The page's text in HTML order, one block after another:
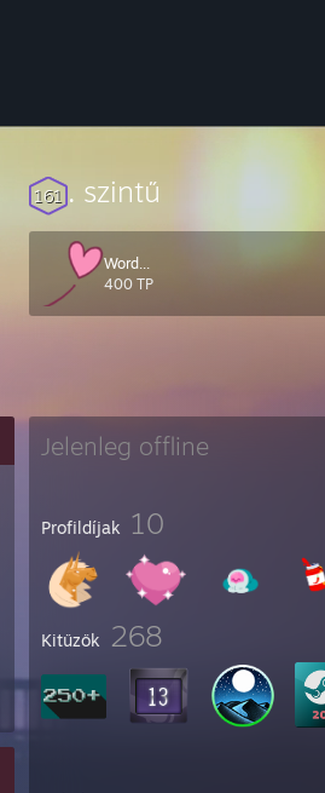
161 . szintű
Word...
400 TP
Jelenleg offline
Profildíjak 10
Kitűzők 268